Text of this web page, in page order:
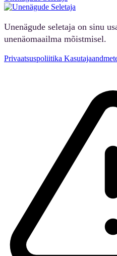
Unenägude seletaja on sinu
unenäomaailma mõistmisel.
Privaatsuspoliitika